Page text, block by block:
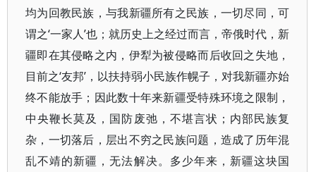
均为回教民族，与我新疆所有之民族，一切尽同，可
谓之‘一家人’也；就历史上之经过而言，帝俄时代，新
疆即在其侵略之内，伊犁为被侵略而后收回之失地，
目前之‘友邦’，以扶持弱小民族作幌子，对我新疆亦始
终不能放手；因此数十年来新疆受特殊环境之限制，
中央鞭长莫及，国防废弛，不堪言状；内部民族复
杂，一切落后，层出不穷之民族问题，造成了历年混
乱不靖的新疆，无法解决。多少年来，新疆这块国